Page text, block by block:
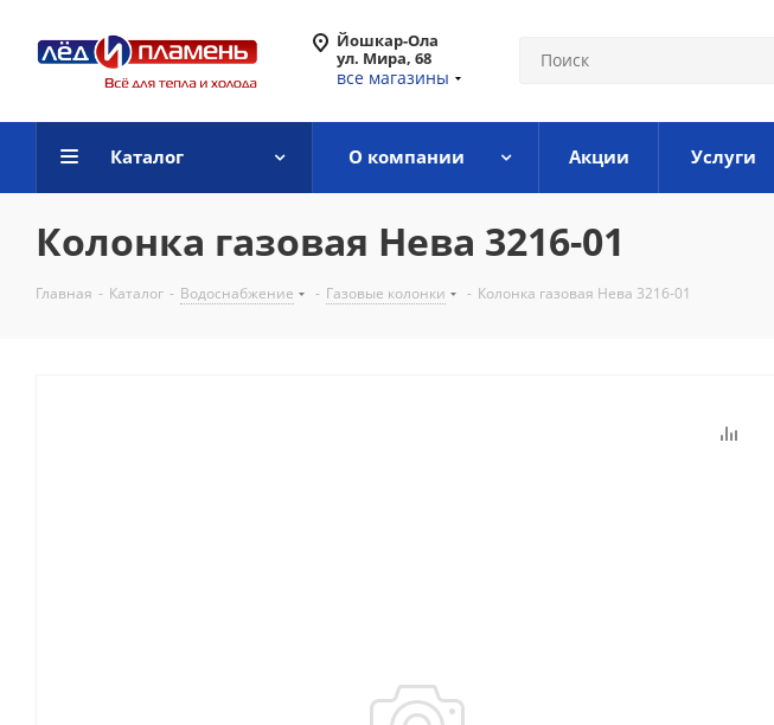
Йошкар-Ола
ул. Мира, 68
все магазины
Каталог О компании Акции Услуги
Колонка газовая Нева 3216-01
Главная - Каталог - Водоснабжение - Газовые колонки - Колонка газовая Нева 3216-01